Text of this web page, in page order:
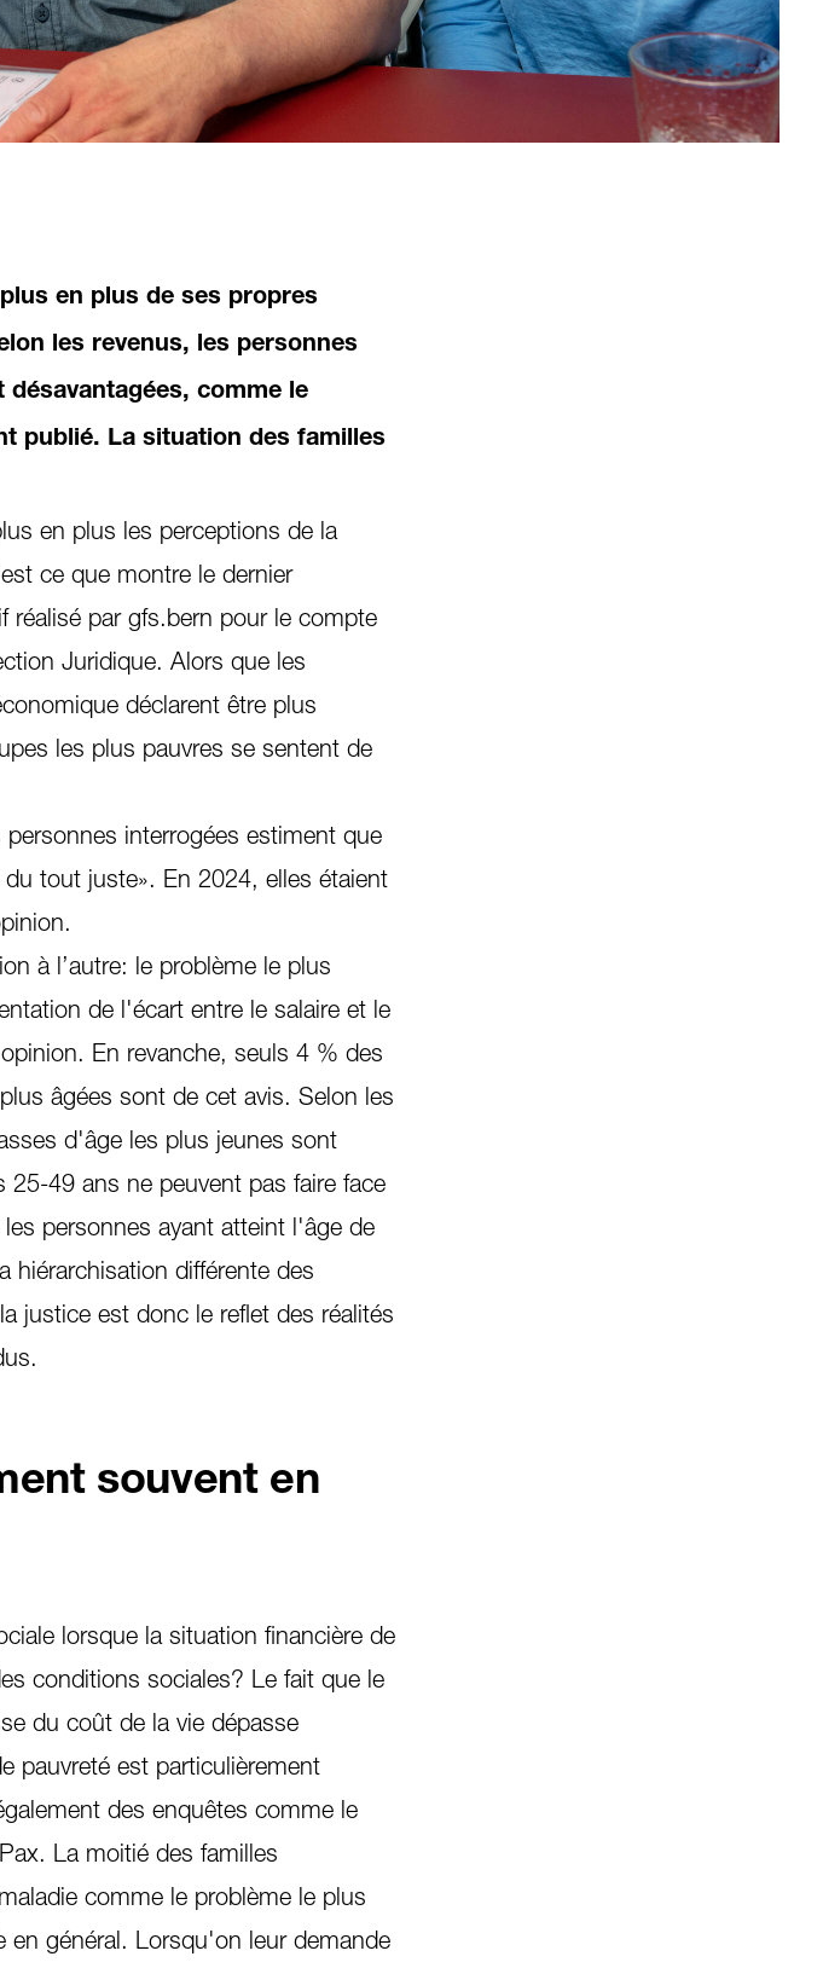
en plus de ses propres
les revenus, les personnes
comme le
publié. La situation des familles
en plus les perceptions de la
ce que montre le dernier
réalisé par gfs.bern pour le compte
Juridique. Alors que les
déclarent être plus
les plus pauvres se sentent de
interrogées estiment que
tout juste». En 2024, elles étaient
à l’autre: le problème le plus
de l'écart entre le salaire et le
En revanche, seuls 4 % des
âgées sont de cet avis. Selon les
d'âge les plus jeunes sont
49 ans ne peuvent pas faire face
personnes ayant atteint l'âge de
hiérarchisation différente des
justice est donc le reflet des réalités
souvent en
lorsque la situation financière de
conditions sociales? Le fait que le
du coût de la vie dépasse
pauvreté est particulièrement
des enquêtes comme le
La moitié des familles
comme le problème le plus
général. Lorsqu'on leur demande